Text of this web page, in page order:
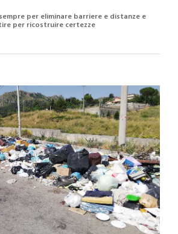
per eliminare barriere e distanze e
per ricostruire certezze